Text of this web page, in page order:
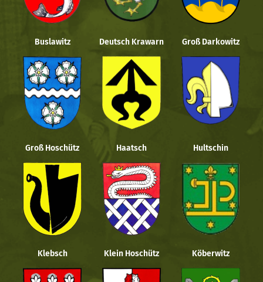
Buslawitz Deutsch Krawarn Groß Darkowitz
Groß Hoschütz Haatsch Hultschin
Klebsch Klein Hoschütz Köberwitz